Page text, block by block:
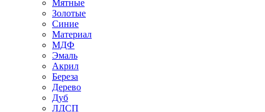
Мятные
Золотые
Синие
Материал
МДФ
Эмаль
Акрил
Береза
Дерево
Дуб
ЛДСП